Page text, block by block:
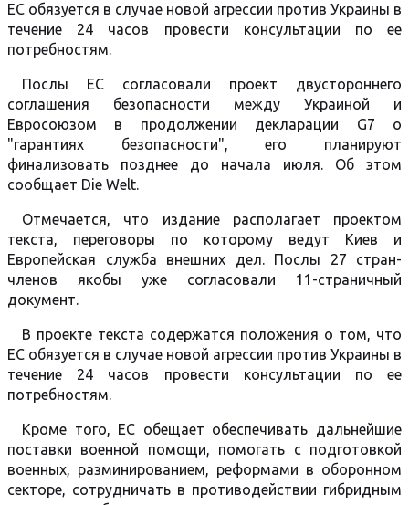
ЕС обязуется в случае новой агрессии против Украины в
течение 24 часов провести консультации по ее
потребностям.
Послы ЕС согласовали проект двустороннего
соглашения безопасности между Украиной и
Евросоюзом в продолжении декларации G7 о
"гарантиях безопасности", его планируют
финализовать позднее до начала июля. Об этом
сообщает Die Welt.
Отмечается, что издание располагает проектом
текста, переговоры по которому ведут Киев и
Европейская служба внешних дел. Послы 27 стран-
членов якобы уже согласовали 11-страничный
документ.
В проекте текста содержатся положения о том, что
ЕС обязуется в случае новой агрессии против Украины в
течение 24 часов провести консультации по ее
потребностям.
Кроме того, ЕС обещает обеспечивать дальнейшие
поставки военной помощи, помогать с подготовкой
военных, разминированием, реформами в оборонном
секторе, сотрудничать в противодействии гибридным